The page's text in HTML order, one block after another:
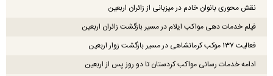
نقش محوری بانوان خادم در میزبانی از زائران اربعین
فیلم خدمات دهی مواکب ایلام در مسیر بازگشت زائران اربعین
فعالیت ۱۳۷ موکب کرمانشاهی در مسیر بازگشت زوار اربعین
ادامه خدمات رسانی مواکب کردستان تا دو روز پس از اربعین